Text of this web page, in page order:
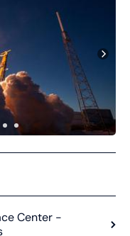
Center -